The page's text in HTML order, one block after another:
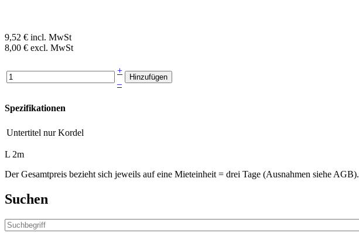
9,52 € incl. MwSt
8,00 € excl. MwSt
+
–
Spezifikationen
Untertitel nur Kordel
L 2m
Der Gesamtpreis bezieht sich jeweils auf eine Mieteinheit = drei Tage (Ausnahmen siehe AGB).
Suchen